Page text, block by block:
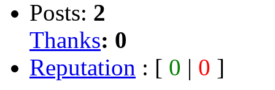
Posts: 2
Thanks: 0
Reputation : [ 0 | 0 ]